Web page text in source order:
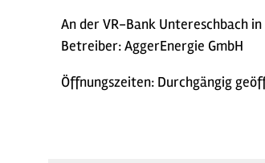
An der VR-Bank Untereschbach
Betreiber: AggerEnergie GmbH
Öffnungszeiten: Durchgängig